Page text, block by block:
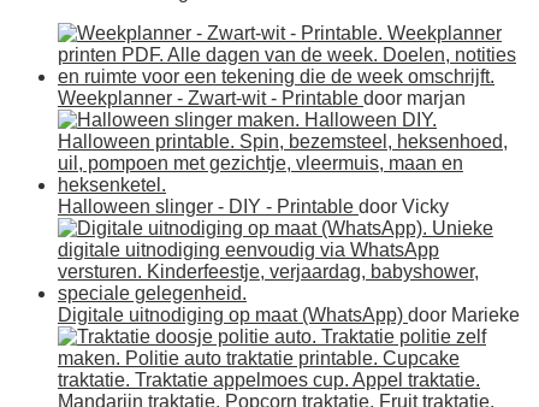
Weekplanner - Zwart-wit - Printable door marjan
Halloween slinger - DIY - Printable door Vicky
Digitale uitnodiging op maat (WhatsApp) door Marieke